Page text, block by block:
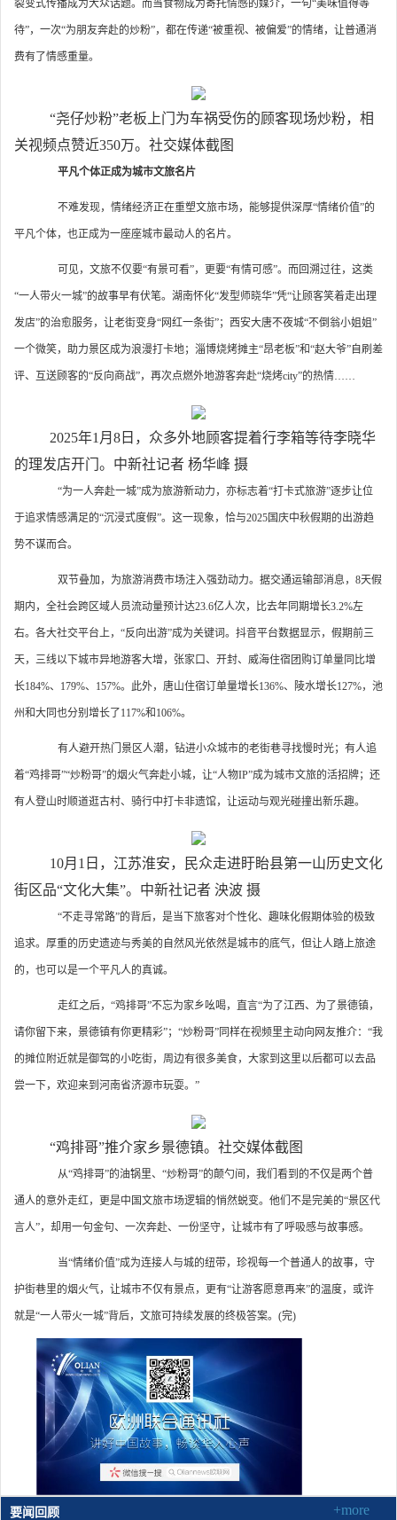
裂变式传播成为大众话题。而当食物成为寄托情感的媒介，一句“美味值得等
待”，一次“为朋友奔赴的炒粉”，都在传递“被重视、被偏爱”的情绪，让普通消
费有了情感重量。
“尧仔炒粉”老板上门为车祸受伤的顾客现场炒粉，相
关视频点赞近350万。社交媒体截图
平凡个体正成为城市文旅名片
不难发现，情绪经济正在重塑文旅市场，能够提供深厚“情绪价值”的
平凡个体，也正成为一座座城市最动人的名片。
可见，文旅不仅要“有景可看”，更要“有情可感”。而回溯过往，这类
“一人带火一城”的故事早有伏笔。湖南怀化“发型师晓华”凭“让顾客笑着走出理
发店”的治愈服务，让老街变身“网红一条街”；西安大唐不夜城“不倒翁小姐姐”
一个微笑，助力景区成为浪漫打卡地；淄博烧烤摊主“昂老板”和“赵大爷”自刷差
评、互送顾客的“反向商战”，再次点燃外地游客奔赴“烧烤city”的热情……
2025年1月8日，众多外地顾客提着行李箱等待李晓华
的理发店开门。中新社记者 杨华峰 摄
“为一人奔赴一城”成为旅游新动力，亦标志着“打卡式旅游”逐步让位
于追求情感满足的“沉浸式度假”。这一现象，恰与2025国庆中秋假期的出游趋
势不谋而合。
双节叠加，为旅游消费市场注入强劲动力。据交通运输部消息，8天假
期内，全社会跨区域人员流动量预计达23.6亿人次，比去年同期增长3.2%左
右。各大社交平台上，“反向出游”成为关键词。抖音平台数据显示，假期前三
天，三线以下城市异地游客大增，张家口、开封、威海住宿团购订单量同比增
长184%、179%、157%。此外，唐山住宿订单量增长136%、陵水增长127%，池
州和大同也分别增长了117%和106%。
有人避开热门景区人潮，钻进小众城市的老街巷寻找慢时光；有人追
着“鸡排哥”“炒粉哥”的烟火气奔赴小城，让“人物IP”成为城市文旅的活招牌；还
有人登山时顺道逛古村、骑行中打卡非遗馆，让运动与观光碰撞出新乐趣。
10月1日，江苏淮安，民众走进盱眙县第一山历史文化
街区品“文化大集”。中新社记者 泱波 摄
“不走寻常路”的背后，是当下旅客对个性化、趣味化假期体验的极致
追求。厚重的历史遗迹与秀美的自然风光依然是城市的底气，但让人踏上旅途
的，也可以是一个平凡人的真诚。
走红之后，“鸡排哥”不忘为家乡吆喝，直言“为了江西、为了景德镇，
请你留下来，景德镇有你更精彩”；“炒粉哥”同样在视频里主动向网友推介：“我
的摊位附近就是御驾的小吃街，周边有很多美食，大家到这里以后都可以去品
尝一下，欢迎来到河南省济源市玩耍。”
“鸡排哥”推介家乡景德镇。社交媒体截图
从“鸡排哥”的油锅里、“炒粉哥”的颠勺间，我们看到的不仅是两个普
通人的意外走红，更是中国文旅市场逻辑的悄然蜕变。他们不是完美的“景区代
言人”，却用一句金句、一次奔赴、一份坚守，让城市有了呼吸感与故事感。
当“情绪价值”成为连接人与城的纽带，珍视每一个普通人的故事，守
护街巷里的烟火气，让城市不仅有景点，更有“让游客愿意再来”的温度，或许
就是“一人带火一城”背后，文旅可持续发展的终极答案。(完)
要闻回顾 +more